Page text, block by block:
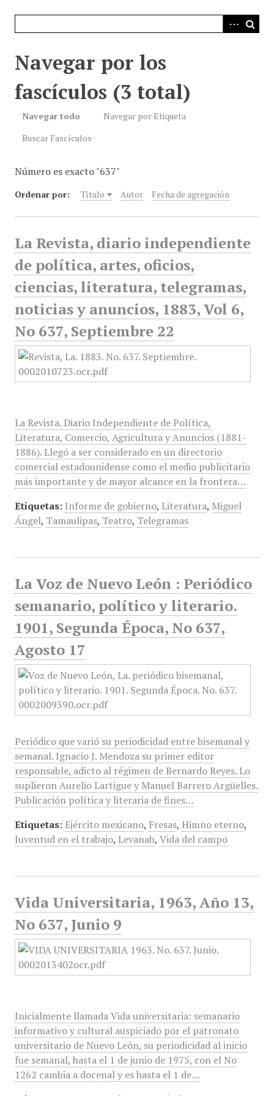
Navegar por los
fascículos (3 total)
Navegar todo
Navegar por Etiqueta
Buscar Fascículos
Número es exacto "637"
Ordenar por: Título Autor Fecha de agregación
La Revista, diario independiente
de política, artes, oficios,
ciencias, literatura, telegramas,
noticias y anuncios, 1883, Vol 6,
No 637, Septiembre 22
La Revista. Diario Independiente de Política,
Literatura, Comercio, Agricultura y Anuncios (1881-
1886). Llegó a ser considerado en un directorio
comercial estadounidense como el medio publicitario
más importante y de mayor alcance en la frontera…
Etiquetas: Informe de gobierno, Literatura, Miguel
Ángel, Tamaulipas, Teatro, Telegramas
La Voz de Nuevo León : Periódico
semanario, político y literario.
1901, Segunda Época, No 637,
Agosto 17
Periódico que varió su periodicidad entre bisemanal y
semanal. Ignacio J. Mendoza su primer editor
responsable, adicto al régimen de Bernardo Reyes. Lo
suplieron Aurelio Lartigue y Manuel Barrero Argüelles.
Publicación política y literaria de fines…
Etiquetas: Ejército mexicano, Fresas, Himno eterno,
Juventud en el trabajo, Levanah, Vida del campo
Vida Universitaria, 1963, Año 13,
No 637, Junio 9
Inicialmente llamada Vida universitaria: semanario
informativo y cultural auspiciado por el patronato
universitario de Nuevo León, su periodicidad al inicio
fue semanal, hasta el 1 de junio de 1975, con el No
1262 cambia a docenal y es hasta el 1 de…